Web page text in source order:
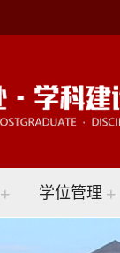
+ 学位管理 +